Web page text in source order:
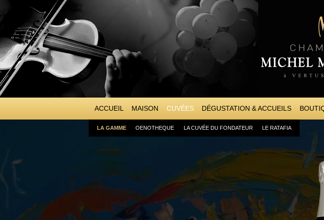
principal
ACCUEIL MAISON CUVÉES
LA GAMME OENOTHEQUE LA CUVÉE DU FONDATEUR LE RATAFIA
DÉGUSTATION & ACCUEILS